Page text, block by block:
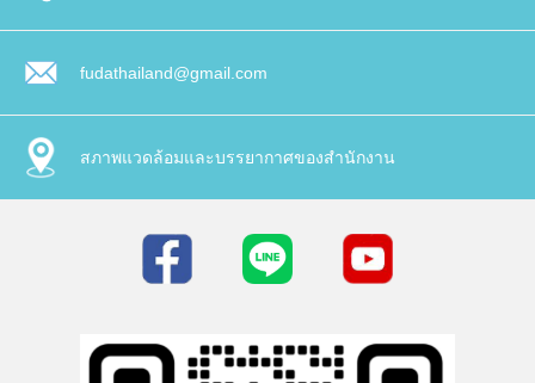
fudathailand@gmail.com
สภาพแวดล้อมและบรรยากาศของสำนักงาน